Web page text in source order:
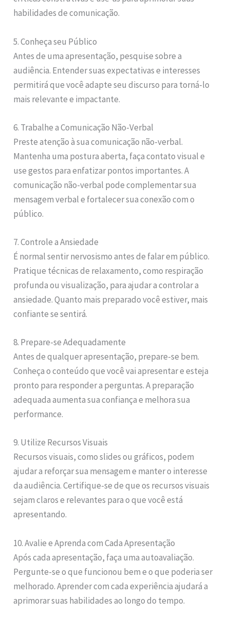
habilidades de comunicação.
5. Conheça seu Público
Antes de uma apresentação, pesquise sobre a
audiência. Entender suas expectativas e interesses
permitirá que você adapte seu discurso para torná-lo
mais relevante e impactante.
6. Trabalhe a Comunicação Não-Verbal
Preste atenção à sua comunicação não-verbal.
Mantenha uma postura aberta, faça contato visual e
use gestos para enfatizar pontos importantes. A
comunicação não-verbal pode complementar sua
mensagem verbal e fortalecer sua conexão com o
público.
7. Controle a Ansiedade
É normal sentir nervosismo antes de falar em público.
Pratique técnicas de relaxamento, como respiração
profunda ou visualização, para ajudar a controlar a
ansiedade. Quanto mais preparado você estiver, mais
confiante se sentirá.
8. Prepare-se Adequadamente
Antes de qualquer apresentação, prepare-se bem.
Conheça o conteúdo que você vai apresentar e esteja
pronto para responder a perguntas. A preparação
adequada aumenta sua confiança e melhora sua
performance.
9. Utilize Recursos Visuais
Recursos visuais, como slides ou gráficos, podem
ajudar a reforçar sua mensagem e manter o interesse
da audiência. Certifique-se de que os recursos visuais
sejam claros e relevantes para o que você está
apresentando.
10. Avalie e Aprenda com Cada Apresentação
Após cada apresentação, faça uma autoavaliação.
Pergunte-se o que funcionou bem e o que poderia ser
melhorado. Aprender com cada experiência ajudará a
aprimorar suas habilidades ao longo do tempo.